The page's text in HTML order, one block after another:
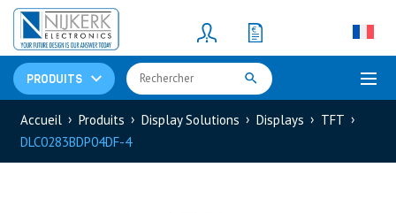
PRODUITS
Resistors(781)
Shunt Resistor
Accueil Produits Display Solutions Displays
TFT
DLC0283BDP04DF-4